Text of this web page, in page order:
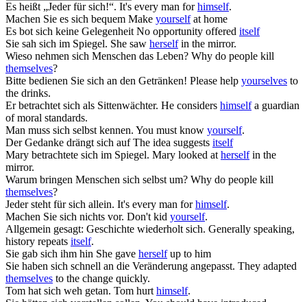
Es heißt „Jeder fürsich!“. It's every man forhimself.
Machen Sie es sich bequem Make yourselfat home
Es botsich keine Gelegenheit No opportunity offered itself
Sie sah sich im Spiegel. She saw herselfin the mirror.
Wieso nehmen sich Menschen das Leben? Why do people kill
themselves?
Bitte bedienen Sie sich an den Getränken! Please help yourselves to
the drinks.
Er betrachtetsich als Sittenwächter. He considers himselfa guardian
of moral standards.
Man muss sich selbst kennen. You must know yourself.
Der Gedanke drängtsich auf The idea suggests itself
Mary betrachtete sich im Spiegel. Mary looked atherselfin the
mirror.
Warum bringen Menschen sich selbst um? Why do people kill
themselves?
Jeder steht fürsich allein. It's every man forhimself.
Machen Sie sich nichts vor. Don't kid yourself.
Allgemein gesagt: Geschichte wiederholtsich. Generally speaking,
history repeats itself.
Sie gab sich ihm hin She gave herselfup to him
Sie haben sich schnell an die Veränderung angepasst. They adapted
themselves to the change quickly.
Tom hatsich weh getan. Tom hurthimself.